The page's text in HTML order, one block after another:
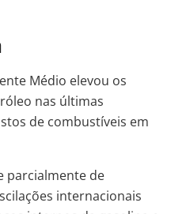
Médio elevou os
nas últimas
de combustíveis em
parcialmente de
internacionais